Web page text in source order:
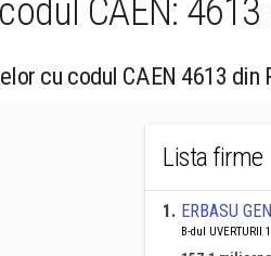
CAEN:
cu codul CAEN 4613
Lista firme
1. ERBASU
B-dul UVERTURII